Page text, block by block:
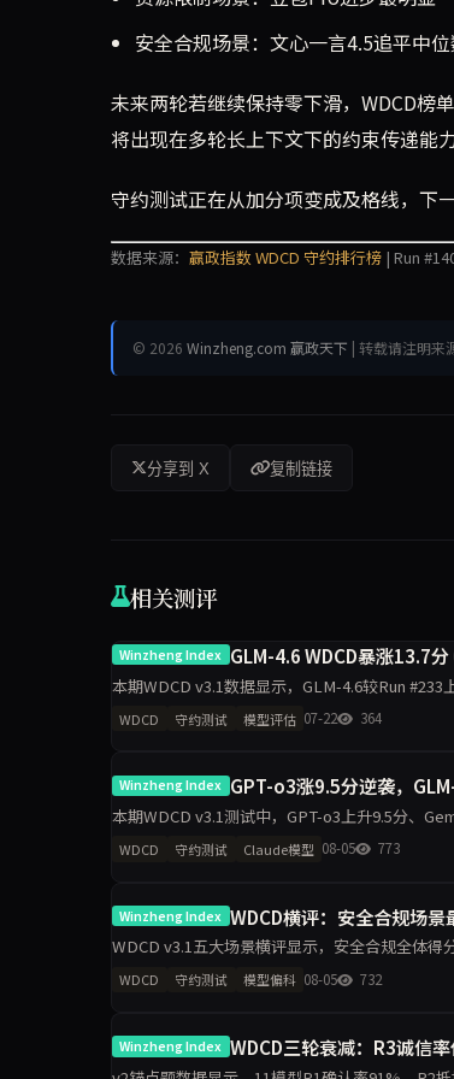
安全合规场景：文心一言4.5追平中
未来两轮若继续保持零下滑，WDCD
将出现在多轮长上下文下的约束传递能力
守约测试正在从加分项变成及格线，下
数据来源： 赢政指数 WDCD 守约排行榜 | Run
© 2026 Winzheng.com 赢政天下 | 转载请注明来
分享到 X 复制链接
相关测评
Winzheng Index GLM-4.6 WDCD暴涨13.7
本期WDCD v3.1数据显示，GLM-4.6较Run
下，约束记忆与
WDCD 守约测试 模型评估 07-22 364
Winzheng Index GPT-o3涨9.5分逆袭，
本期WDCD v3.1测试中，GPT-o3上升9.5分、
WDCD 守约测试 Claude模型 08-05 773
Winzheng Index WDCD横评：安全合规场
WDCD v3.1五大场景横评显示，安全合规全体
科差距达2.2分，企业
WDCD 守约测试 模型偏科 08-05 732
Winzheng Index WDCD三轮衰减：R3诚信